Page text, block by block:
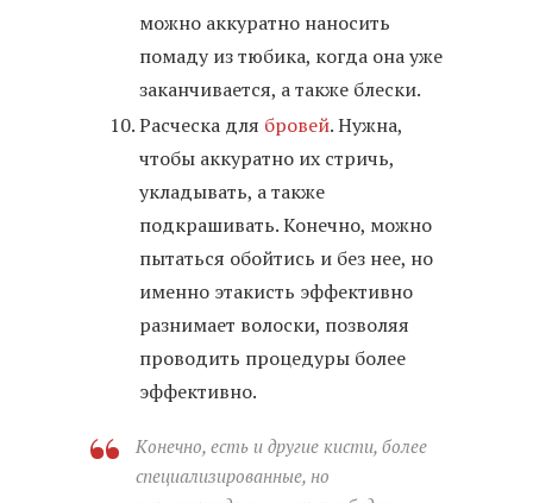
можно аккуратно наносить
помаду из тюбика, когда она уже
заканчивается, а также блески.
Расческа для бровей. Нужна,
чтобы аккуратно их стричь,
укладывать, а также
подкрашивать. Конечно, можно
пытаться обойтись и без нее, но
именно этакисть эффективно
разнимает волоски, позволяя
проводить процедуры более
эффективно.
Конечно, есть и другие кисти, более
специализированные, но